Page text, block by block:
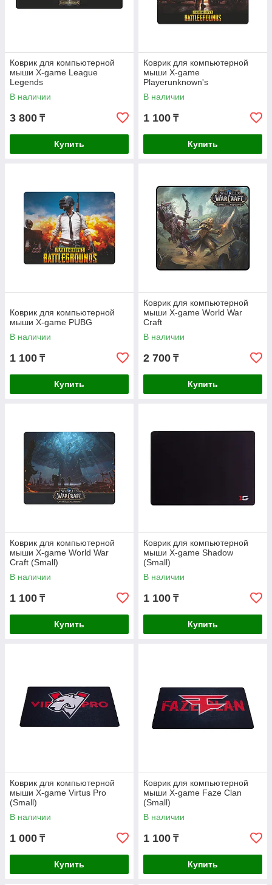
Коврик для компьютерной
мыши X-game League
Legends
В наличии
3 800 ₸
Купить
Коврик для компьютерной
мыши X-game
Playerunknown's
Battlegrounds
В наличии
1 100 ₸
Купить
Коврик для компьютерной
мыши X-game PUBG
В наличии
1 100 ₸
Купить
Коврик для компьютерной
мыши X-game World War
Craft
В наличии
2 700 ₸
Купить
Коврик для компьютерной
мыши X-game World War
Craft (Small)
В наличии
1 100 ₸
Купить
Коврик для компьютерной
мыши X-game Shadow
(Small)
В наличии
1 100 ₸
Купить
Коврик для компьютерной
мыши X-game Virtus Pro
(Small)
В наличии
1 000 ₸
Купить
Коврик для компьютерной
мыши X-game Faze Clan
(Small)
В наличии
1 100 ₸
Купить